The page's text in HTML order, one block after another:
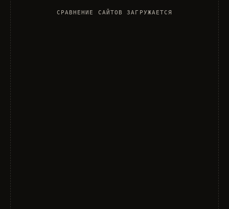
СРАВНЕНИЕ САЙТОВ ЗАГРУЖАЕТСЯ